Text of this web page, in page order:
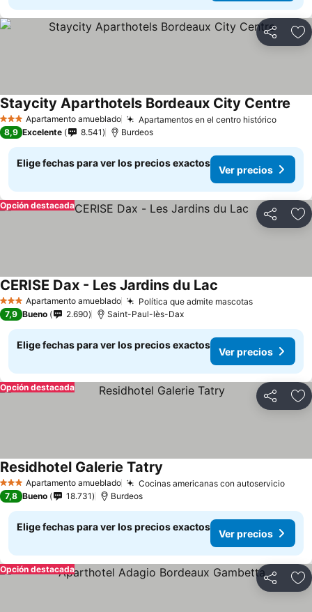
Compartir
3 EstrellasApartamento amueblado Apartamentos en el centro histórico
Staycity Aparthotels Bordeaux City Centre
8,9 Excelente 8.541 Burdeos
Elige fechas para ver los precios exactos
Ver precios
Compartir
Opción destacada
3 EstrellasApartamento amueblado Política que admite mascotas
CERISE Dax - Les Jardins du Lac
7,9 Bueno 2.690 Saint-Paul-lès-Dax
Elige fechas para ver los precios exactos
Ver precios
Compartir
Opción destacada
3 EstrellasApartamento amueblado Cocinas americanas con autoservicio
Residhotel Galerie Tatry
7,8 Bueno 18.731 Burdeos
Elige fechas para ver los precios exactos
Ver precios
Compartir
Opción destacada